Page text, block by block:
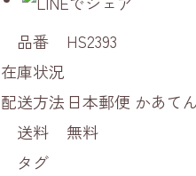
品番
HS2393
在庫状況
配送方法 日本郵便 かあて
送料
無料
タグ